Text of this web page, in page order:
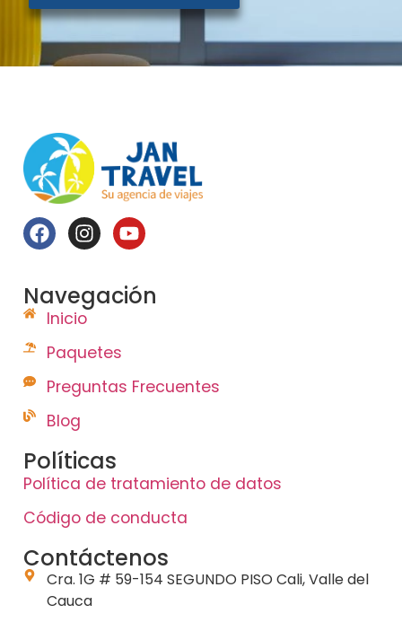
Navegación
Inicio
Paquetes
Preguntas Frecuentes
Blog
Políticas
Política de tratamiento de datos
Código de conducta
Contáctenos
Cra. 1G # 59-154 SEGUNDO PISO Cali, Valle del
Cauca